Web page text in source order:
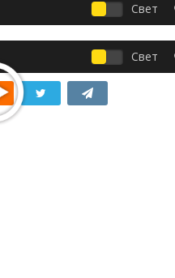
Свет
Свет